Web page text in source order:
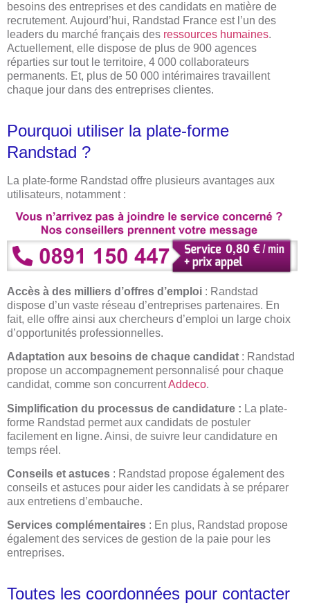
besoins des entreprises et des candidats en matière de
recrutement. Aujourd’hui, Randstad France est l’un des
leaders du marché français des ressources humaines.
Actuellement, elle dispose de plus de 900 agences
réparties sur tout le territoire, 4 000 collaborateurs
permanents. Et, plus de 50 000 intérimaires travaillent
chaque jour dans des entreprises clientes.
Pourquoi utiliser la plate-forme
Randstad ?
La plate-forme Randstad offre plusieurs avantages aux
utilisateurs, notamment :
Accès à des milliers d’offres d’emploi : Randstad
dispose d’un vaste réseau d’entreprises partenaires. En
fait, elle offre ainsi aux chercheurs d’emploi un large choix
d’opportunités professionnelles.
Adaptation aux besoins de chaque candidat : Randstad
propose un accompagnement personnalisé pour chaque
candidat, comme son concurrentAddeco.
Simplification du processus de candidature : La plate-
forme Randstad permet aux candidats de postuler
facilement en ligne. Ainsi, de suivre leur candidature en
temps réel.
Conseils et astuces : Randstad propose également des
conseils et astuces pour aider les candidats à se préparer
aux entretiens d’embauche.
Services complémentaires : En plus, Randstad propose
également des services de gestion de la paie pour les
entreprises.
Toutes les coordonnées pour contacter